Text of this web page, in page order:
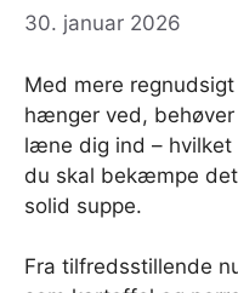
30. januar 2026
Med mere
hænger ved,
læne dig ind –
du skal bekæmpe
solid suppe.
Fra tilfredsstillende